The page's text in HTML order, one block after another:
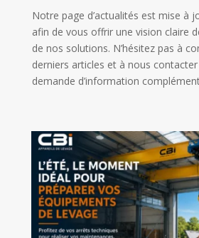
Notre page d’actualités est mise à
afin de vous offrir une vision claire
de nos solutions. N’hésitez pas à
derniers articles et à nous
demande d’information